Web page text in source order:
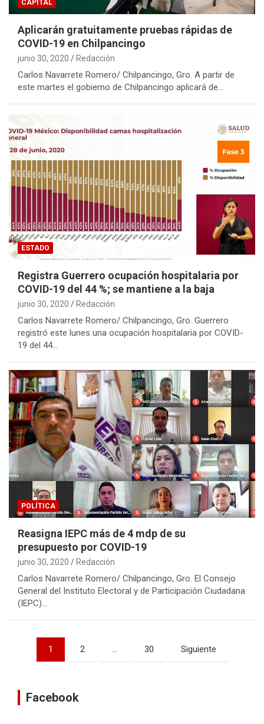
CAPITAL
Aplicarán gratuitamente pruebas rápidas de
COVID-19 en Chilpancingo
junio 30, 2020 Redacción
Carlos Navarrete Romero/ Chilpancingo, Gro. A partir de
este martes el gobierno de Chilpancingo aplicará de…
ESTADO
Registra Guerrero ocupación hospitalaria por
COVID-19 del 44 %; se mantiene a la baja
junio 30, 2020 Redacción
Carlos Navarrete Romero/ Chilpancingo, Gro. Guerrero
registró este lunes una ocupación hospitalaria por COVID-
19 del 44…
POLÍTICA
Reasigna IEPC más de 4 mdp de su
presupuesto por COVID-19
junio 30, 2020 Redacción
Carlos Navarrete Romero/ Chilpancingo, Gro. El Consejo
General del Instituto Electoral y de Participación Ciudadana
(IEPC)…
Navegación
1 2 … 30 Siguiente
Facebook